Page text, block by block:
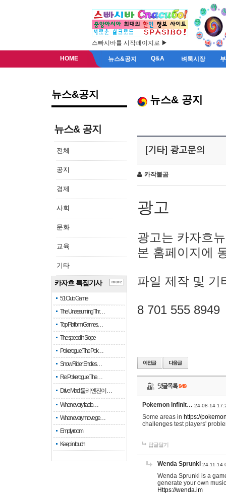
스빠시바를 시작페이지로 ▶
HOME 뉴스&공지 Q&A 벼룩시장
뉴스&공지
뉴스& 공지
전체
공지
경제
사회
문화
교육
기타
카자흐 특집기사
51 Club Game
The Unassuming Thr…
Top Platform Games…
The speed in Slope
Pokerogue: The Pok…
Snow Rider: Endles…
Re: Pokerogue: The…
Drive Mad: 물리 엔진이 …
When every fractio…
When every move ge…
Empty room
Keep in touch
more
뉴스& 공지
[기타] 광고문의
카작불곰
광고
광고는 카자흐
본 홈페이지에
파일 제작 및 기
8 701 555 8949
댓글목록949
Pokemon Infinit… 24-08-14
Some areas in https://
challenges test players'
답글달기
Wenda Sprunki 24-11-14
Wenda Sprunki is a
generate your own
Https://wenda.im